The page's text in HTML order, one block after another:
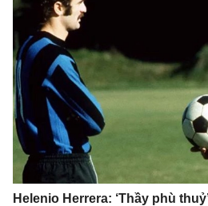
Helenio Herrera: ‘Thầy phù